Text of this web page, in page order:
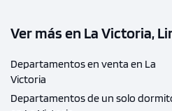
Ver más en La Victoria,
Departamentos en venta en La
Victoria
Departamentos de un solo